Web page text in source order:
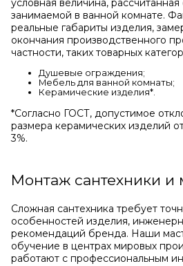
условная величина,
занимаемой в ванной комнате.
реальные габариты изделия,
окончания производственного
частности, таких товарных
Душевые ограждения;
Мебель для ванной комнаты;
Керамические изделия*.
*Cогласно ГОСТ, допустимое
размера керамических изделий
3%.
Монтаж сантехники и
Сложная сантехника требует
особенностей изделия,
рекомендаций бренда. Наши
обучение в центрах мировых
работают с профессиональным